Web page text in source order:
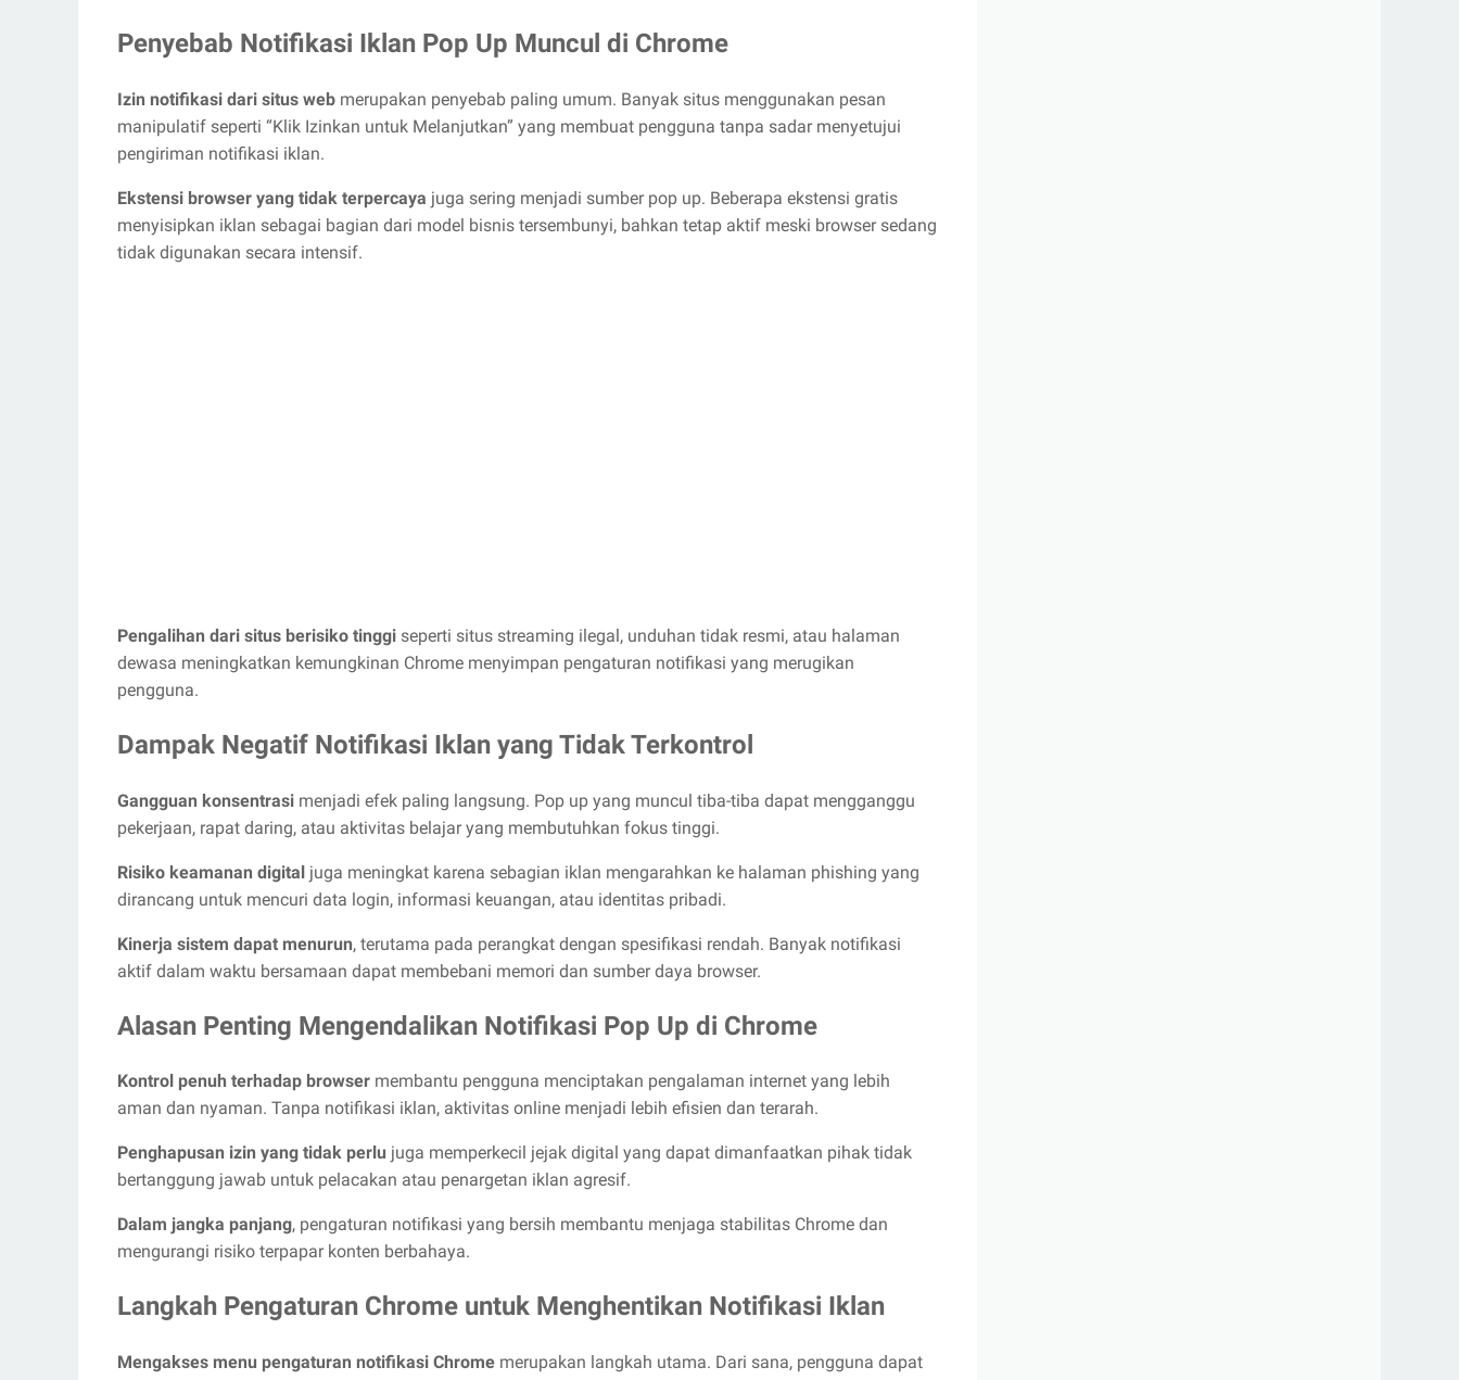
Penyebab Notifikasi Iklan Pop Up Muncul di Chrome
Izin notifikasi dari situs web merupakan penyebab paling umum. Banyak situs menggunakan pesan
manipulatif seperti “Klik Izinkan untuk Melanjutkan” yang membuat pengguna tanpa sadar menyetujui
pengiriman notifikasi iklan.
Ekstensi browser yang tidak terpercaya juga sering menjadi sumber pop up. Beberapa ekstensi gratis
menyisipkan iklan sebagai bagian dari model bisnis tersembunyi, bahkan tetap aktif meski browser sedang
tidak digunakan secara intensif.
Pengalihan dari situs berisiko tinggi seperti situs streaming ilegal, unduhan tidak resmi, atau halaman
dewasa meningkatkan kemungkinan Chrome menyimpan pengaturan notifikasi yang merugikan
pengguna.
Dampak Negatif Notifikasi Iklan yang Tidak Terkontrol
Gangguan konsentrasi menjadi efek paling langsung. Pop up yang muncul tiba-tiba dapat mengganggu
pekerjaan, rapat daring, atau aktivitas belajar yang membutuhkan fokus tinggi.
Risiko keamanan digital juga meningkat karena sebagian iklan mengarahkan ke halaman phishing yang
dirancang untuk mencuri data login, informasi keuangan, atau identitas pribadi.
Kinerja sistem dapat menurun, terutama pada perangkat dengan spesifikasi rendah. Banyak notifikasi
aktif dalam waktu bersamaan dapat membebani memori dan sumber daya browser.
Alasan Penting Mengendalikan Notifikasi Pop Up di Chrome
Kontrol penuh terhadap browser membantu pengguna menciptakan pengalaman internet yang lebih
aman dan nyaman. Tanpa notifikasi iklan, aktivitas online menjadi lebih efisien dan terarah.
Penghapusan izin yang tidak perlu juga memperkecil jejak digital yang dapat dimanfaatkan pihak tidak
bertanggung jawab untuk pelacakan atau penargetan iklan agresif.
Dalam jangka panjang, pengaturan notifikasi yang bersih membantu menjaga stabilitas Chrome dan
mengurangi risiko terpapar konten berbahaya.
Langkah Pengaturan Chrome untuk Menghentikan Notifikasi Iklan
Mengakses menu pengaturan notifikasi Chrome merupakan langkah utama. Dari sana, pengguna dapat